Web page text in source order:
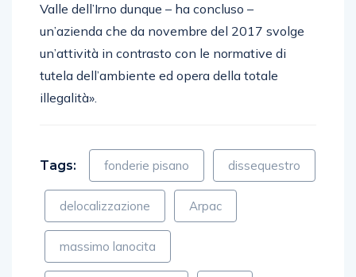
Valle dell’Irno dunque – ha concluso –
un’azienda che da novembre del 2017 svolge
un’attività in contrasto con le normative di
tutela dell’ambiente ed opera della totale
illegalità».
Tags: fonderie pisano dissequestro
delocalizzazione Arpac
massimo lanocita